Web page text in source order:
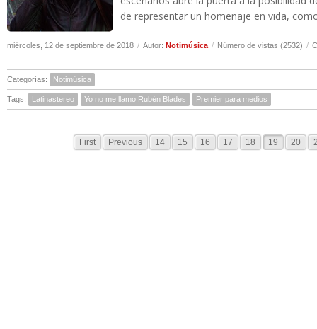
de representar un homenaje en vida,
miércoles, 12 de septiembre de 2018 / Autor: Notimúsica / Número de vistas (2532) /
Categorías: Notimúsica
Tags: Latinastereo Yo no me llamo Rubén Blades Premier para medios
First Previous 14 15 16 17 18 19 20